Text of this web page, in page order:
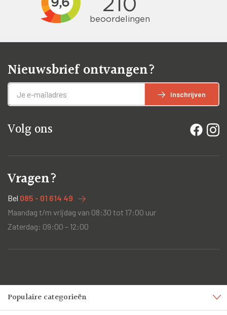
Nieuwsbrief ontvangen?
Inschrijven
Volg ons
Vragen?
Bel 085 - 01 614 49
Maandag t/m vrijdag van 08:30 tot 17:00 uur
Zaterdag: 09:00 – 12:00
Populaire categorieën